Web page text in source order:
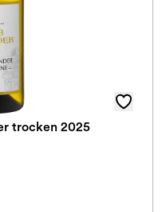
trocken 2025